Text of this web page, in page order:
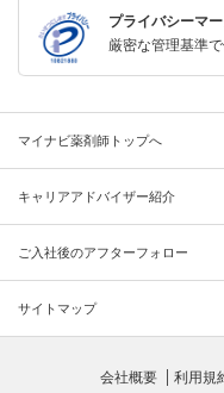
プライバシーマ
厳密な管理基準
マイナビ薬剤師トップへ
キャリアアドバイザー紹介
ご入社後のアフターフォロー
サイトマップ
会社概要 利用規